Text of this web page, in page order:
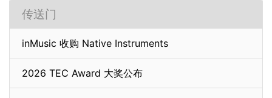
传送门
inMusic 收购 Native Instruments
2026 TEC Award 大奖公布